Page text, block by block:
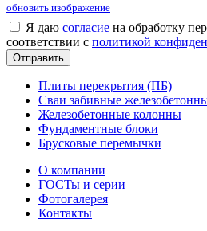
обновить изображение
Я даю согласие на обработку
соответствии с политикой
Плиты перекрытия (ПБ)
Сваи забивные
Железобетонные колонны
Фундаментные блоки
Брусковые перемычки
О компании
ГОСТы и серии
Фотогалерея
Контакты